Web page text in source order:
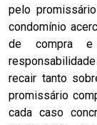
pelo
condomínio
de compra
recair tanto
promissário
cada caso